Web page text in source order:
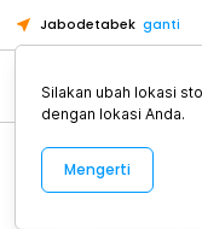
Jabodetabek ganti
Alat Kopi
Silakan ubah lokasi
dengan lokasi Anda.
Mengerti